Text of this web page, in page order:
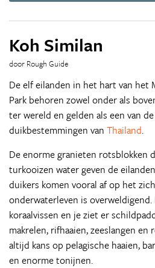
Koh Similan
door Rough Guide
De elf eilanden in het hart van het
Park behoren zowel onder als
ter wereld en gelden als een van
duikbestemmingen van Thailand.
De enorme granieten rotsblokken
turkooizen water geven de
duikers komen vooral af op het
onderwaterleven is
koraalvissen en je ziet er
makrelen, rifhaaien, zeeslangen en
altijd kans op pelagische haaien,
en enorme tonijnen.